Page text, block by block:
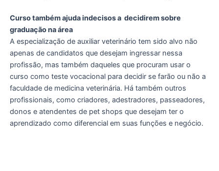
Curso também ajuda indecisos a decidirem sobre
graduação na área
A especialização de auxiliar veterinário tem sido alvo não
apenas de candidatos que desejam ingressar nessa
profissão, mas também daqueles que procuram usar o
curso como teste vocacional para decidir se farão ou não a
faculdade de medicina veterinária. Há também outros
profissionais, como criadores, adestradores, passeadores,
donos e atendentes de pet shops que desejam ter o
aprendizado como diferencial em suas funções e negócio.